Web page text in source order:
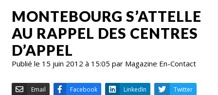
MONTEBOURG S’ATTELLE
AU RAPPEL DES CENTRES
D’APPEL
Publié le 15 juin 2012 à 15:05 par Magazine En-Contact